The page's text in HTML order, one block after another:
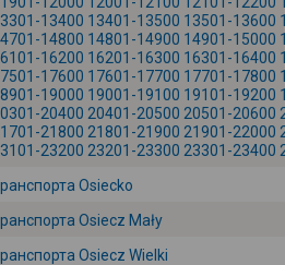
13400 13401-13500 13501-13600
14800 14801-14900 14901-15000
16200 16201-16300 16301-16400
17600 17601-17700 17701-17800
19000 19001-19100 19101-19200
20400 20401-20500 20501-20600
21800 21801-21900 21901-22000
23200 23201-23300 23301-23400
Osiecko
Osiecz Mały
Osiecz Wielki